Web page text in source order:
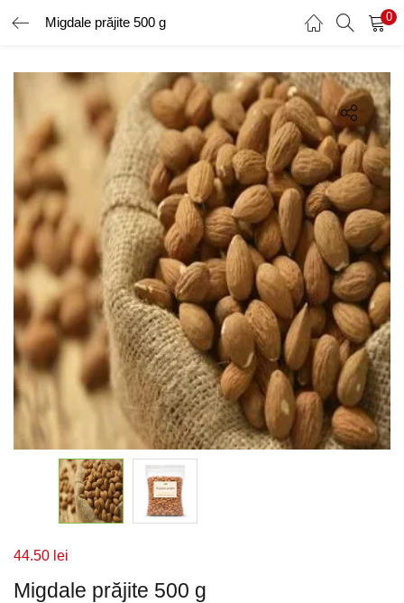
Migdale prăjite 500 g 0
AUTENTIFICARE ÎNREGISTRARE
Introduceți numele de utilizator și parola pentru a vă autentifica.
Amintește-ți de mine
Ai uitat parola?
Migdale prăjite 500 g
44.50 lei